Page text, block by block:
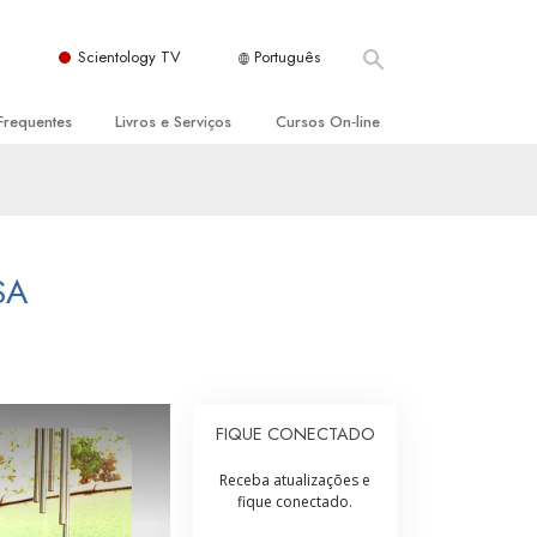
Scientology TV Português
de Scientology
Livros e Serviços
Introdutórias
Cursos On‑line
Casamento
A Escala de Tom Emocional
FIQUE CONECTADO
Receba atualizações e
fique conectado.